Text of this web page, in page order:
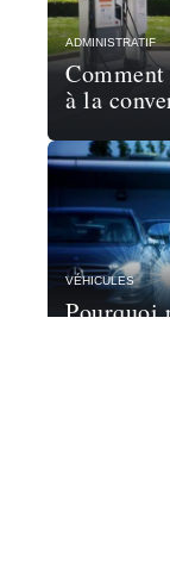
ADMINISTRATIF
à la
VÉHICULES
Pourquoi